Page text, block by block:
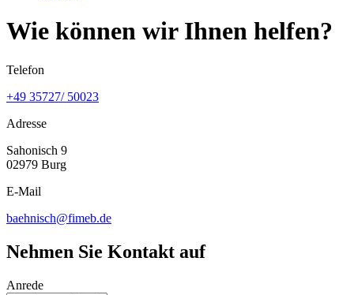
Wie können wir Ihnen helfen?
Telefon
+49 35727/ 50023
Adresse
Sahonisch 9
02979 Burg
E-Mail
baehnisch@fimeb.de
Nehmen Sie Kontakt auf
Anrede